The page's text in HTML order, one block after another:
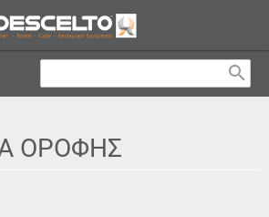
search
ΟΡΟΦΗΣ